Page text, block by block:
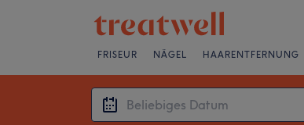
FRISEUR NÄGEL HAARENTFERNUNG